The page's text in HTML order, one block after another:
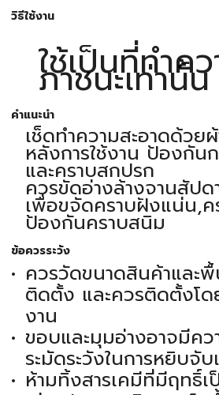
วิธีใช้งาน
ใช้เป็นที่ทำค
ภาชนะเท่านั้น
คำแนะนำ
เช็ดทำความสะอาดด้วย
หลังการใช้งาน ป้องกัน
และคราบสกปรก
ควรขัดอ่างล้างจานสัป
เพื่อขจัดคราบฝังแน่น,ค
ป้องกันคราบสนิม
ข้อควรระวัง
ควรวัดขนาดสินค้าและ
ติดตั้ง และควรติดตั้งโ
งาน
ขอบและมุมอ่างอาจมีค
ระมัดระวังในการหยิบจั
ห้ามทิ้งสารเคมีที่มีฤทธิ์